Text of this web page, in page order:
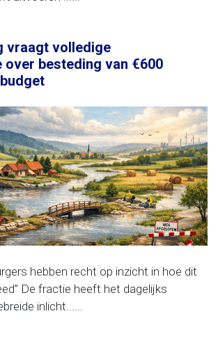
vraagt volledige
besteding van €600
hebben recht op inzicht in hoe dit
De fractie heeft het dagelijks
inlicht......